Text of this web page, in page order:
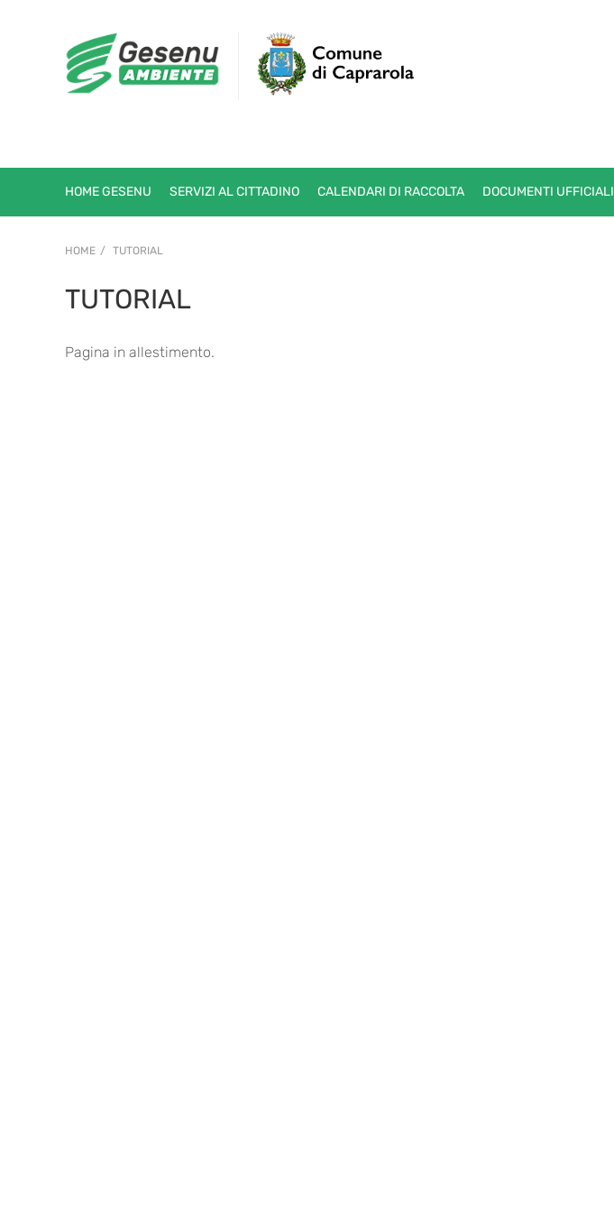
HOME GESENU SERVIZI AL CITTADINO CALENDARI DI RACCOLTA DOCUMENTI UFFICIALI
HOME TUTORIAL
TUTORIAL
Pagina in allestimento.